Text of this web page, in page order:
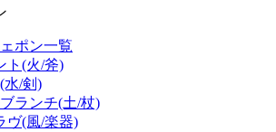
ポン一覧
ト(火/斧)
水/剣)
ランチ(土/杖)
ヴ(風/楽器)